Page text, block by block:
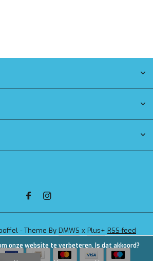
- Theme By DMWS x Plus+ RSS-feed
onze website te verbeteren. Is dat akkoord?